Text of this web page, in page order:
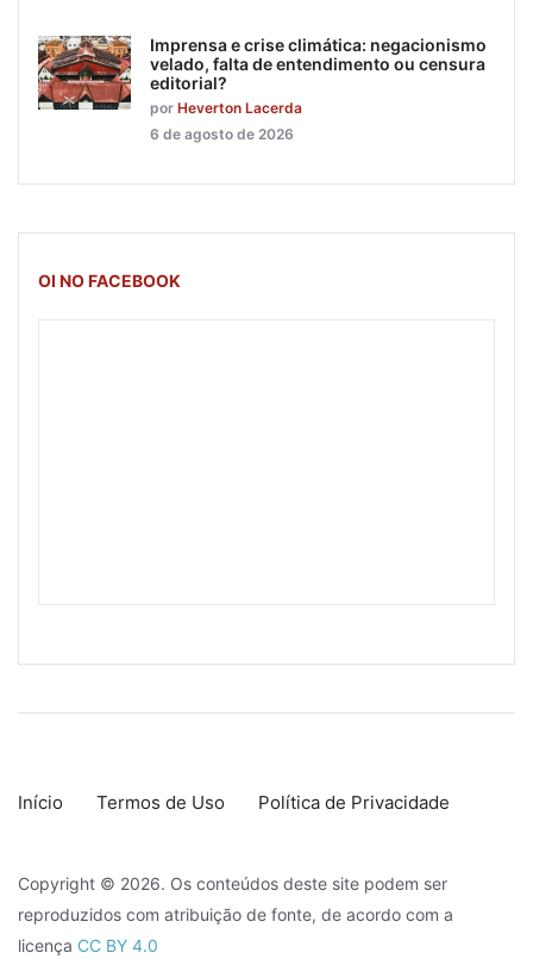
Imprensa e crise climática: negacionismo
velado, falta de entendimento ou censura
editorial?
por Heverton Lacerda
6 de agosto de 2026
OI NO FACEBOOK
Início Termos de Uso Política de Privacidade
Copyright © 2026. Os conteúdos deste site podem ser
reproduzidos com atribuição de fonte, de acordo com a
licença CC BY 4.0